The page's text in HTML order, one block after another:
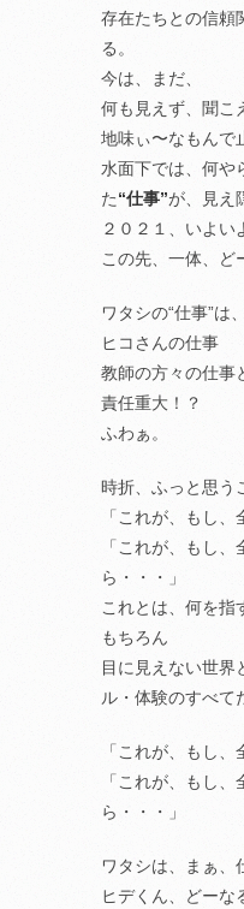
存在たちとの信頼
る。
今は、まだ、
何も見えず、聞こ
地味ぃ〜なもんで
水面下では、何や
た“仕事”が、見え
２０２１、いよい
この先、一体、ど
ワタシの“仕事”は
ヒコさんの仕事
教師の方々の仕事
責任重大！？
ふわぁ。
時折、ふっと思う
「これが、もし、
「これが、もし
ら・・・」
これとは、何を指
もちろん
目に見えない世界
ル・体験のすべて
「これが、もし、
「これが、もし
ら・・・」
ワタシは、まぁ、
ヒデくん、どーな